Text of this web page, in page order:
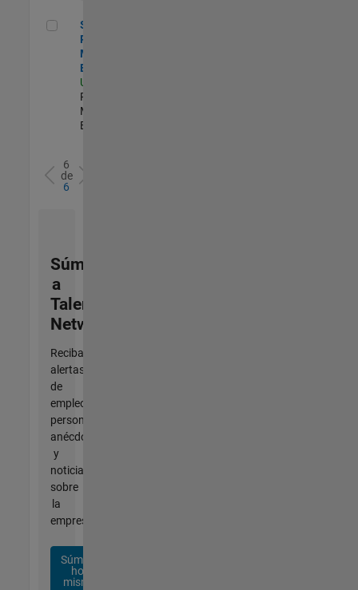
Senior Product Marketing Engineer
Senior
Product
Marketing
Engineer
US-MA-Natick
Product
Marketing |
Experimentado
6
de
6
Súmese
a
Talent
Network
Reciba
alertas
de
empleo
personalizadas,
anécdotas
y
noticias
sobre
la
empresa.
Súmese
hoy
mismo